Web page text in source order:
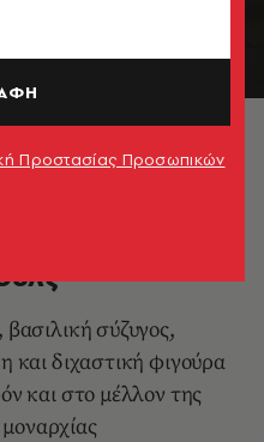
σύζυγος,
και διχαστική φιγούρα
και στο μέλλον της
Προστασίας Προσωπικών